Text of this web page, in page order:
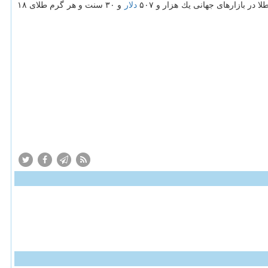
دلار و ۳۰ سنت و هر گرم طلای ۱۸